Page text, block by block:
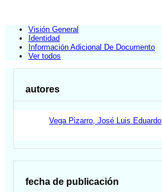
Visión General
Identidad
Información Adicional De Documento
Ver todos
autores
Vega Pizarro, José Luis Eduardo
fecha de publicación